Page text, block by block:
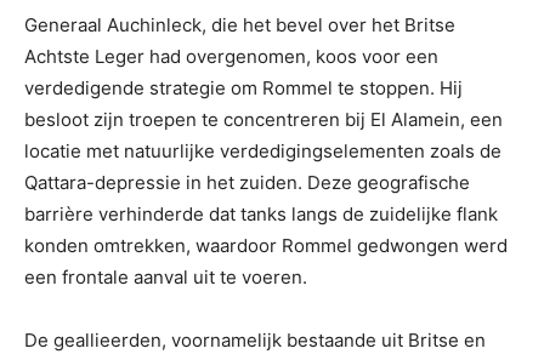
Generaal Auchinleck, die het bevel over het Britse
Achtste Leger had overgenomen, koos voor een
verdedigende strategie om Rommel te stoppen. Hij
besloot zijn troepen te concentreren bij El Alamein, een
locatie met natuurlijke verdedigingselementen zoals de
Qattara-depressie in het zuiden. Deze geografische
barrière verhinderde dat tanks langs de zuidelijke flank
konden omtrekken, waardoor Rommel gedwongen werd
een frontale aanval uit te voeren.
De geallieerden, voornamelijk bestaande uit Britse en